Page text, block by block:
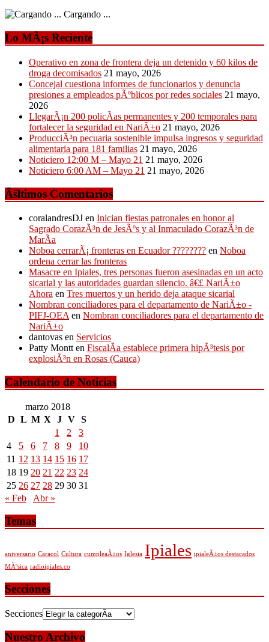
Cargando ...
Lo MÃ¡s Reciente
Operativo en zona de frontera deja un detenido y 60 kilos de
droga decomisados 21 mayo, 2026
Concejal cuestiona informes de funcionarios y denuncia
presiones a empleados pÃºblicos por redes sociales 21 mayo,
2026
LlegarÃ¡n 200 policÃ­as permanentes y 200 temporales para
fortalecer la seguridad en NariÃ±o 21 mayo, 2026
ProducciÃ³n pecuaria sostenible impulsa ingresos y seguridad
alimentaria para 181 familias 21 mayo, 2026
Noticiero 12:00 M – Mayo 21 21 mayo, 2026
Noticiero 6:00 AM – Mayo 21 21 mayo, 2026
Ãšltimos Comentarios
coralandresDJ en Inician fiestas patronales en honor al
Sagrado CorazÃ³n de JesÃºs y al Inmaculado CorazÃ³n de
MarÃ­a
Noboa cerrarÃ¡ fronteras en Ecuador ???????? en Noboa
ordena cerrar las fronteras
Masacre en Ipiales, tres personas fueron asesinadas en un acto
sicarial y las autoridades guardan silencio. â€£ NariÃ±o
Ahora en Tres muertos y un herido deja ataque sicarial
Nombran conciliadores para el departamento de NariÃ±o -
PIFJ-OEA en Nombran conciliadores para el departamento de
NariÃ±o
dantovas en Servicios
Patty Montt en FiscalÃ­a establece primera hipÃ³tesis por
explosiÃ³n en Rosas (Cauca)
Calendario de Noticias
marzo 2018
D L M X J V S
1
2
3
4
5 6 7 8 9
10
11 12 13 14 15 16 17
18 19 20 21 22 23 24
25 26 27 28 29 30 31
« Feb
Abr »
Temas
aniversario Caracol Cultura cumpleaÃ±os Iglesia Ipiales ipialeÃ±os destacados
MÃºsica radioipiales.co
Secciones
Secciones
Nuestro Archivo